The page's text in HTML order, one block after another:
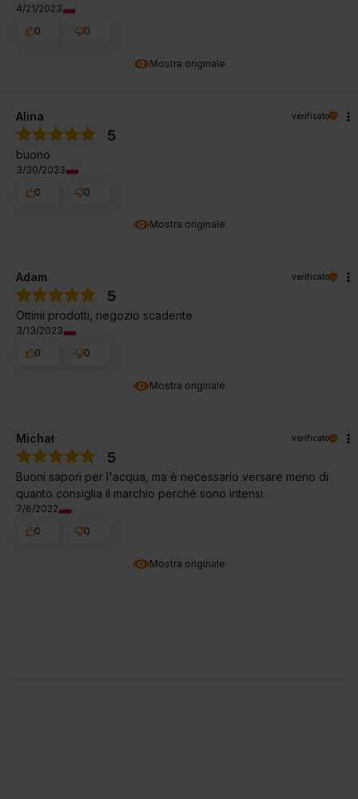
Mostra originale
4/21/2023
0
0
Mostra originale
Alina verificato
5
buono
3/30/2023
0
0
Mostra originale
Adam verificato
5
Ottimi prodotti, negozio scadente
3/13/2023
0
0
Mostra originale
Michał verificato
5
Buoni sapori per l'acqua, ma è necessario versare meno di
quanto consiglia il marchio perché sono intensi
7/6/2022
0
0